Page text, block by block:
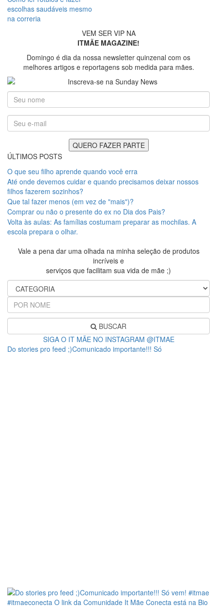
escolhas saudáveis mesmo
na correria
VEM SER VIP NA
ITMÃE MAGAZINE!
Domingo é dia da nossa newsletter quinzenal com os
melhores artigos e reportagens sob medida para mães.
ÚLTIMOS POSTS
O que seu filho aprende quando você erra
Até onde devemos cuidar e quando precisamos deixar nossos
filhos fazerem sozinhos?
Que tal fazer menos (em vez de "mais")?
Comprar ou não o presente do ex no Dia dos Pais?
Volta às aulas: As famílias costumam preparar as mochilas. A
escola prepara o olhar.
Vale a pena dar uma olhada na minha seleção de produtos
incríveis e
serviços que facilitam sua vida de mãe ;)
BUSCAR
SIGA O IT MÃE NO INSTAGRAM @ITMAE
Do stories pro feed ;)Comunicado importante!!! Só